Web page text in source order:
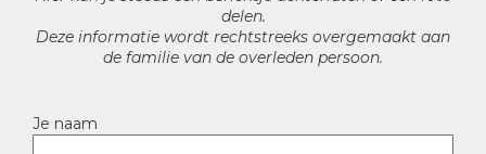
delen.
Deze informatie wordt rechtstreeks overgemaakt aan
de familie van de overleden persoon.
Je naam